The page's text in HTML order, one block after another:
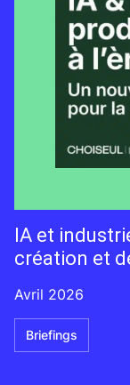
IA et
création et
Avril 2026
Briefings